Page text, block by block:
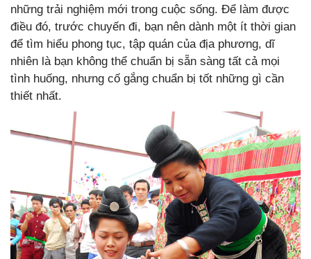
những trải nghiệm mới trong cuộc sống. Để làm được
điều đó, trước chuyến đi, bạn nên dành một ít thời gian
để tìm hiểu phong tục, tập quán của địa phương, dĩ
nhiên là bạn không thể chuẩn bị sẵn sàng tất cả mọi
tình huống, nhưng cố gắng chuẩn bị tốt những gì cần
thiết nhất.